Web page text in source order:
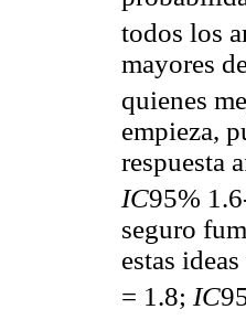
todos los
mayores
quienes
empieza,
respuesta
IC95%
seguro
estas
= 1.8; IC